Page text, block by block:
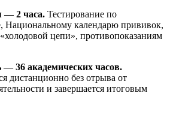
— 2 часа. Тестирование по
Национальному календарю прививок,
цепи», противопоказаниям
36 академических часов.
дистанционно без отрыва от
и завершается итоговым